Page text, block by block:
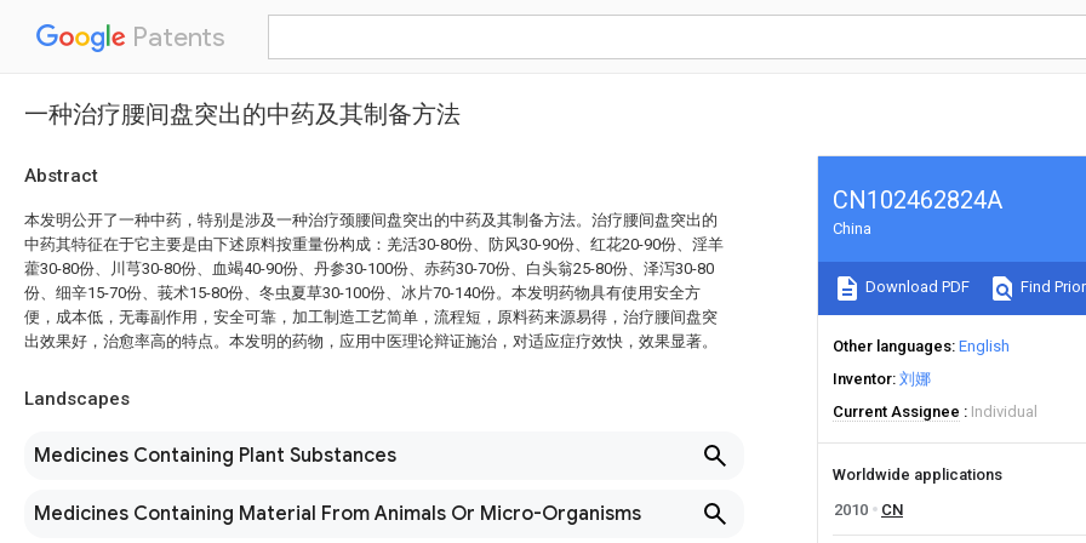
Patents
一种治疗腰间盘突出的中药及其制备方法
Abstract
本发明公开了一种中药，特别是涉及一种治疗颈腰间盘突出的中药及其制备方法。治疗腰间盘突出的
中药其特征在于它主要是由下述原料按重量份构成：羌活30-80份、防风30-90份、红花20-90份、淫羊
藿30-80份、川芎30-80份、血竭40-90份、丹参30-100份、赤药30-70份、白头翁25-80份、泽泻30-80
份、细辛15-70份、莪术15-80份、冬虫夏草30-100份、冰片70-140份。本发明药物具有使用安全方
便，成本低，无毒副作用，安全可靠，加工制造工艺简单，流程短，原料药来源易得，治疗腰间盘突
出效果好，治愈率高的特点。本发明的药物，应用中医理论辩证施治，对适应症疗效快，效果显著。
Landscapes
Medicines Containing Plant Substances
Medicines Containing Material From Animals Or Micro-Organisms
CN102462824A
China
Download PDF Find
Other languages English
Inventor 刘娜
Current Assignee
Individual
Worldwide applications
2010
CN